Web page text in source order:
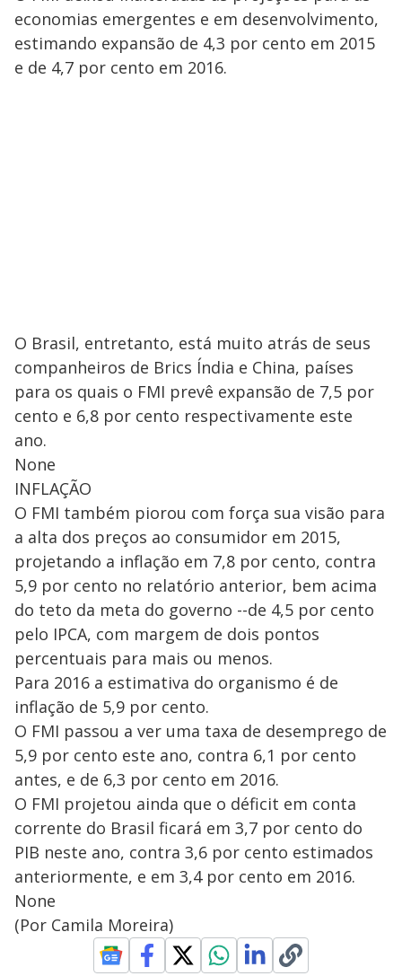
economias emergentes e em desenvolvimento,
estimando expansão de 4,3 por cento em 2015
e de 4,7 por cento em 2016.
O Brasil, entretanto, está muito atrás de seus
companheiros de Brics Índia e China, países
para os quais o FMI prevê expansão de 7,5 por
cento e 6,8 por cento respectivamente este
ano.
None
INFLAÇÃO
O FMI também piorou com força sua visão para
a alta dos preços ao consumidor em 2015,
projetando a inflação em 7,8 por cento, contra
5,9 por cento no relatório anterior, bem acima
do teto da meta do governo --de 4,5 por cento
pelo IPCA, com margem de dois pontos
percentuais para mais ou menos.
Para 2016 a estimativa do organismo é de
inflação de 5,9 por cento.
O FMI passou a ver uma taxa de desemprego de
5,9 por cento este ano, contra 6,1 por cento
antes, e de 6,3 por cento em 2016.
O FMI projetou ainda que o déficit em conta
corrente do Brasil ficará em 3,7 por cento do
PIB neste ano, contra 3,6 por cento estimados
anteriormente, e em 3,4 por cento em 2016.
None
(Por Camila Moreira)